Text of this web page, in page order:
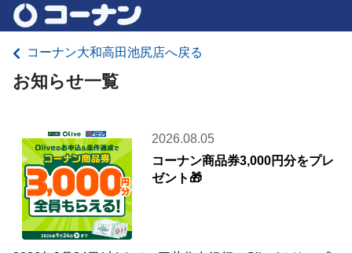
コーナン大和高田池尻店へ戻る
お知らせ一覧
2026.08.05
コーナン商品券3,000円分をプレ
ゼント🎁